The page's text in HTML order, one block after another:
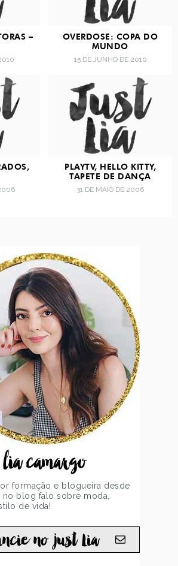
–
OVERDOSE: COPA DO
MUNDO
15 DE JUNHO DE 2010
PLAYTV, HELLO KITTY,
TAPETE DE DANÇA
31 DE MAIO DE 2006
lia camargo
formação e blogueira desde
no blog falo sobre moda,
de vida!
no just Lia